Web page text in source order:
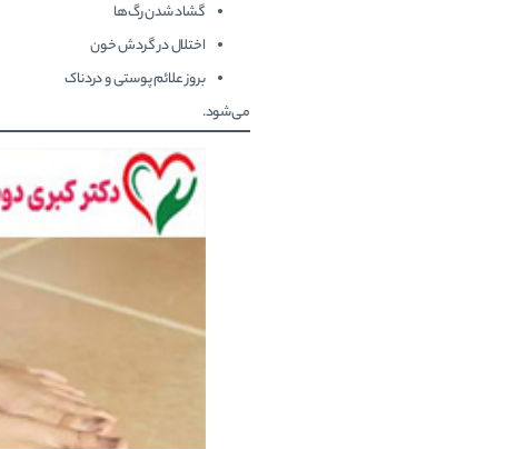
گشاد شدن رگ‌ها
اختلال در گردش خون
بروز علائم پوستی و دردناک
می‌شود.